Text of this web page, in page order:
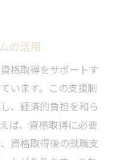
の活用
格取得をサポートす
います。この支援制
、経済的負担を和ら
ば、資格取得に必要
資格取得後の就職支